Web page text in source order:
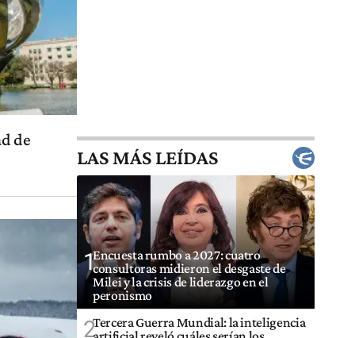
de
LAS MÁS LEÍDAS
1Encuesta rumbo a 2027: cuatro
consultoras midieron el desgaste de
Milei y la crisis de liderazgo en el
peronismo
2Tercera Guerra Mundial: la inteligencia